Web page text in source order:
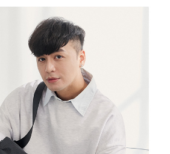
需綁卡、不需儲值。
簡訊認證，即可結帳。
後，再付款。
先享後付」後，將跳轉至「AFTEE先享後付」
認金額後，即可完成結帳。
收到繳費通知簡訊。
天內，點擊此簡訊中的連結，可透過四大超商／
進行付款，方視為交易完成。
不需立刻繳費，但若您需要取消訂單，請聯絡
意取消之訂單仍視為有效，需透過AFTEE先享
含以上)免運費
含以上)免運費